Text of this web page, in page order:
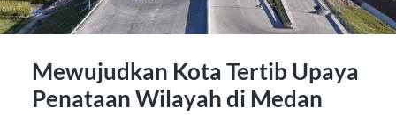
Mewujudkan Kota Tertib Upaya
Penataan Wilayah di Medan